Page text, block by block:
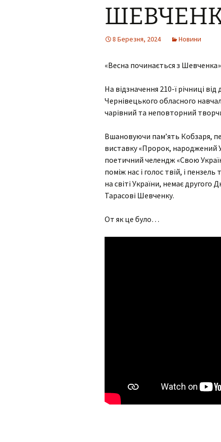
дітей
Педагогічні ради
педагогічних рад
Робота методичних
об’єднань центру
МО
математичних
дисциплін
зоро-
сприймання
мовлення та
формування
МО вчителів
гуманітарних
розвитку
Виховна робота під час
Робота з дітьми
дошкільного віку під час
карантину
Реабілітаційна робота з
дітьми вдома під час
8 Березня, 2024 Новини
«Весна починається з Шевченка»
На відзначення 210-ї річниці
Чернівецького обласного
чарівний та неповторний
Вшановуючи пам’ять Кобзаря,
виставку «Пророк, народжений
поетичний челендж «Свою
поміж нас і голос твій, і
на світі України, немає другого
Тарасові Шевченку.
От як це було…